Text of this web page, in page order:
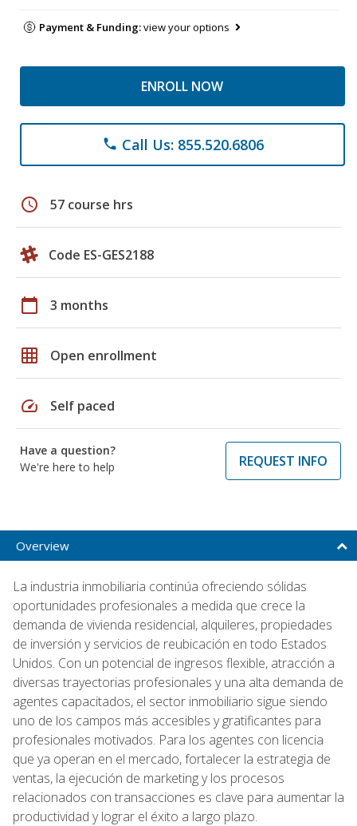
Payment & Funding:view your options
ENROLL NOW
phone Call Us: 855.520.6806
schedule 57 course hrs
Code ES-GES2188
calendar_today 3 months
grid_on Open enrollment
speed Self paced
Have a question?
We're here to help
REQUEST INFO
Overview
La industria inmobiliaria continúa ofreciendo sólidas
oportunidades profesionales a medida que crece la
demanda de vivienda residencial, alquileres, propiedades
de inversión y servicios de reubicación en todo Estados
Unidos. Con un potencial de ingresos flexible, atracción a
diversas trayectorias profesionales y una alta demanda de
agentes capacitados, el sector inmobiliario sigue siendo
uno de los campos más accesibles y gratificantes para
profesionales motivados. Para los agentes con licencia
que ya operan en el mercado, fortalecer la estrategia de
ventas, la ejecución de marketing y los procesos
relacionados con transacciones es clave para aumentar la
productividad y lograr el éxito a largo plazo.